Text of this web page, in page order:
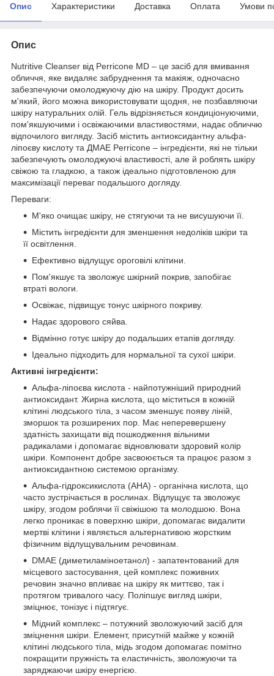
Опис Характеристики Доставка Оплата Умови
Опис
Nutritive Cleanser від Perricone MD – це засіб для вмивання
обличчя, яке видаляє забруднення та макіяж, одночасно
забезпечуючи омолоджуючу дію на шкіру. Продукт досить
м'який, його можна використовувати щодня, не позбавляючи
шкіру натуральних олій. Гель відрізняється кондиціонуючими,
пом'якшуючими і освіжаючими властивостями, надає обличчю
відпочилого вигляду. Засіб містить антиоксидантну альфа-
ліпоєву кислоту та ДМАЕ Perricone – інгредієнти, які не тільки
забезпечують омолоджуючі властивості, але й роблять шкіру
свіжою та гладкою, а також ідеально підготовленою для
максимізації переваг подальшого догляду.
Переваги:
М'яко очищає шкіру, не стягуючи та не висушуючи її.
Містить інгредієнти для зменшення недоліків шкіри та
її освітлення.
Ефективно відлущує ороговілі клітини.
Пом'якшує та зволожує шкірний покрив, запобігає
втраті вологи.
Освіжає, підвищує тонус шкірного покриву.
Надає здорового сяйва.
Відмінно готує шкіру до подальших етапів догляду.
Ідеально підходить для нормальної та сухої шкіри.
Активні інгредієнти:
Альфа-ліпоєва кислота - найпотужніший природний
антиоксидант. Жирна кислота, що міститься в кожній
клітині людського тіла, з часом зменшує появу ліній,
зморшок та розширених пор. Має неперевершену
здатність захищати від пошкодження вільними
радикалами і допомагає відновлювати здоровий колір
шкіри. Компонент добре засвоюється та працює разом з
антиоксидантною системою організму.
Альфа-гідроксикислота (АНА) - органічна кислота, що
часто зустрічається в рослинах. Відлущує та зволожує
шкіру, згодом роблячи її свіжішою та молодшою. Вона
легко проникає в поверхню шкіри, допомагає видалити
мертві клітини і являється альтернативою жорстким
фізичним відлущувальним речовинам.
DMAE (диметиламіноетанол) - запатентований для
місцевого застосування, цей комплекс поживних
речовин значно впливає на шкіру як миттєво, так і
протягом тривалого часу. Поліпшує вигляд шкіри,
зміцнює, тонізує і підтягує.
Мідний комплекс – потужний зволожуючий засіб для
зміцнення шкіри. Елемент, присутній майже у кожній
клітині людського тіла, мідь згодом допомагає помітно
покращити пружність та еластичність, зволожуючи та
заряджаючи шкіру енергією.